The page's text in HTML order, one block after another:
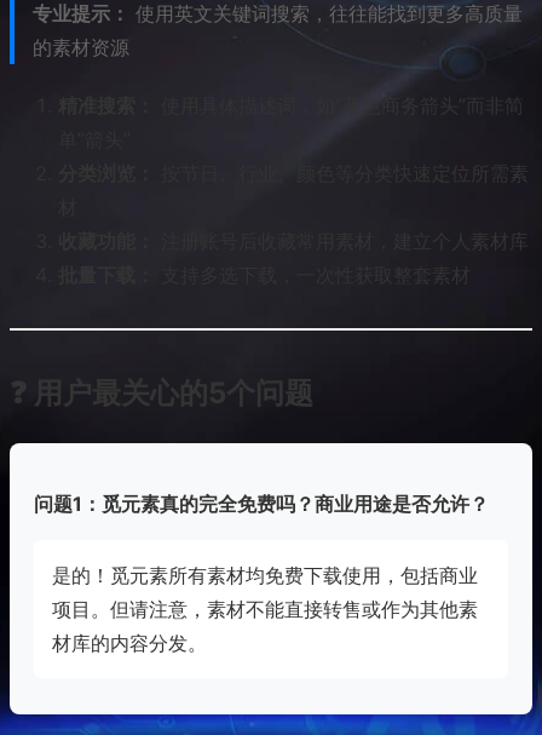
专业提示： 使用英文关键词搜索，往往能找到更多高质量
的素材资源
使用具体描述词，如”蓝色商务箭头”而非简
按节日、行业、颜色等分类快速定位所需素
注册账号后收藏常用素材，建立个人素材库
支持多选下载，一次性获取整套素材
❓ 用户最关心的5个问题
问题1：觅元素真的完全免费吗？商业用途是否允许？
是的！觅元素所有素材均免费下载使用，包括商业
项目。但请注意，素材不能直接转售或作为其他素
材库的内容分发。